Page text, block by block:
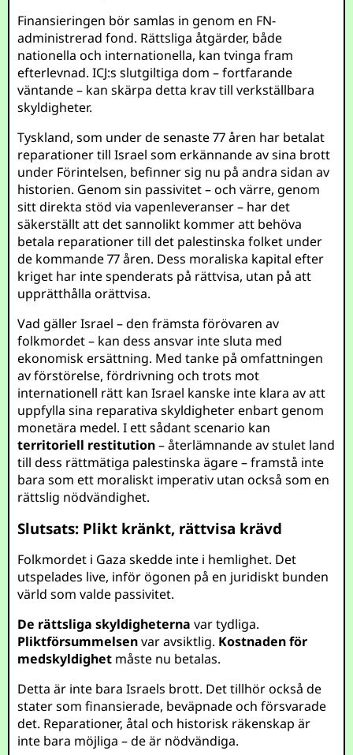
Finansieringen bör samlas in genom en FN-
administrerad fond. Rättsliga åtgärder, både
nationella och internationella, kan tvinga fram
efterlevnad. ICJ:s slutgiltiga dom – fortfarande
väntande – kan skärpa detta krav till verkställbara
skyldigheter.
Tyskland, som under de senaste 77 åren har betalat
reparationer till Israel som erkännande av sina brott
under Förintelsen, befinner sig nu på andra sidan av
historien. Genom sin passivitet – och värre, genom
sitt direkta stöd via vapenleveranser – har det
säkerställt att det sannolikt kommer att behöva
betala reparationer till det palestinska folket under
de kommande 77 åren. Dess moraliska kapital efter
kriget har inte spenderats på rättvisa, utan på att
upprätthålla orättvisa.
Vad gäller Israel – den främsta förövaren av
folkmordet – kan dess ansvar inte sluta med
ekonomisk ersättning. Med tanke på omfattningen
av förstörelse, fördrivning och trots mot
internationell rätt kan Israel kanske inte klara av att
uppfylla sina reparativa skyldigheter enbart genom
monetära medel. I ett sådant scenario kan
territoriell restitution– återlämnande av stulet land
till dess rättmätiga palestinska ägare – framstå inte
bara som ett moraliskt imperativ utan också som en
rättslig nödvändighet.
Slutsats: Plikt kränkt, rättvisa krävd
Folkmordet i Gaza skedde inte i hemlighet. Det
utspelades live, inför ögonen på en juridiskt bunden
värld som valde passivitet.
De rättsliga skyldigheterna var tydliga.
Pliktförsummelsenvar avsiktlig. Kostnaden för
medskyldighet måste nu betalas.
Detta är inte bara Israels brott. Det tillhör också de
stater som finansierade, beväpnade och försvarade
det. Reparationer, åtal och historisk räkenskap är
inte bara möjliga – de är nödvändiga.